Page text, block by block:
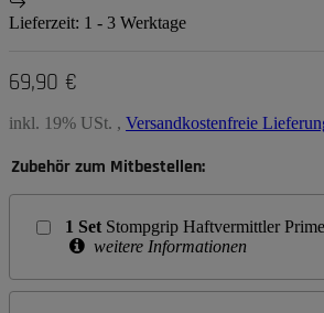
Lieferzeit: 1 - 3 Werktage
69,90 €
inkl. 19% USt. , Versandkostenfreie
Zubehör zum Mitbestellen:
1 Set Stompgrip Haftvermittler
weitere Informationen